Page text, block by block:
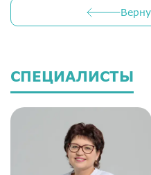
СПЕЦИАЛИСТЫ